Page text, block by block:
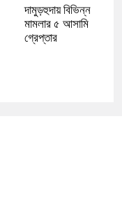
দামুড়হুদায় বিভিন্ন
মামলার ৫ আসামি
গ্রেপ্তার